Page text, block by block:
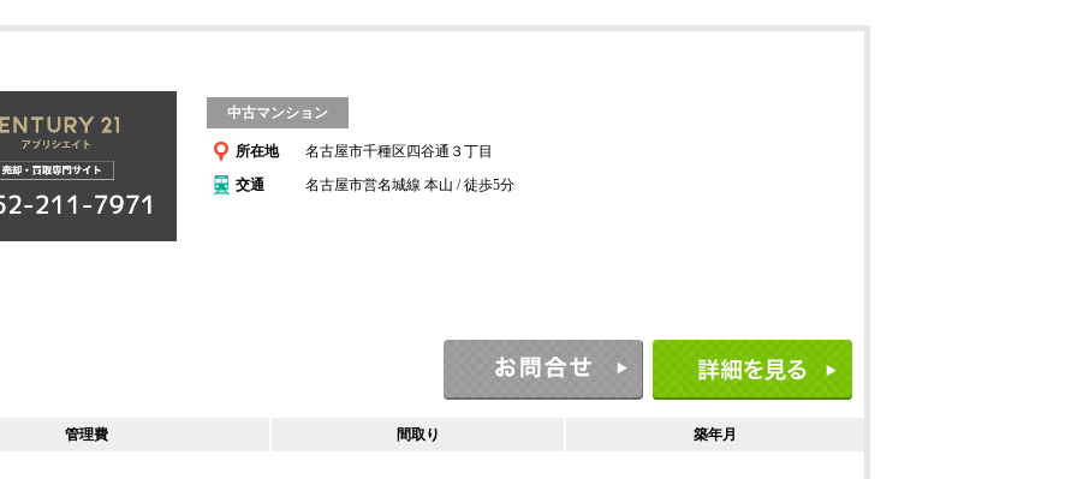
中古マンション
所在地
名古屋市千種区四谷通３丁目
交通
名古屋市営名城線 本山 / 徒歩5分
管理費 間取り 築年月